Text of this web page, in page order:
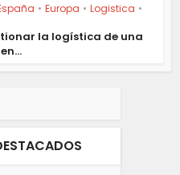
• Europa • Logistica •
la logística de una